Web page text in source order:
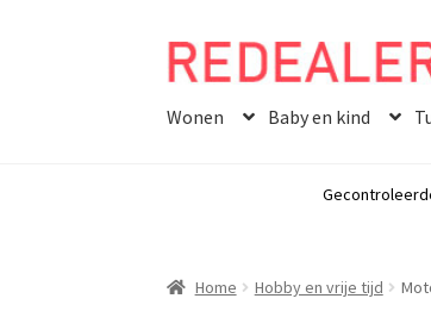
Skip
navigation
Skip
content
Wonen Baby en kind
Home Hobby en vrije tijd